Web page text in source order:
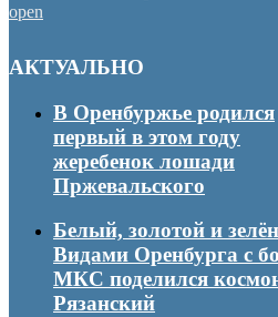
open
АКТУАЛЬНО
В Оренбуржье родился
первый в этом году
жеребенок лошади
Пржевальского
Белый, золотой и
Видами Оренбурга с
МКС поделился
Рязанский